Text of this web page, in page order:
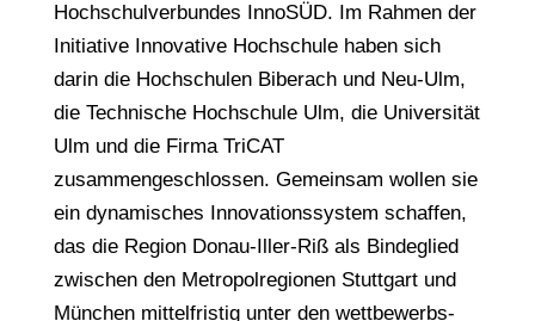
Hochschulverbundes InnoSÜD. Im Rahmen der
Initiative Innovative Hochschule haben sich
darin die Hochschulen Biberach und Neu-Ulm,
die Technische Hochschule Ulm, die Universität
Ulm und die Firma TriCAT
zusammengeschlossen. Gemeinsam wollen sie
ein dynamisches Innovationssystem schaffen,
das die Region Donau-Iller-Riß als Bindeglied
zwischen den Metropolregionen Stuttgart und
München mittelfristig unter den wettbewerbs-